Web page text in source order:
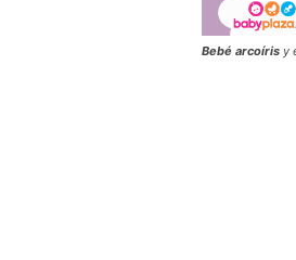
Bebé arcoíris y